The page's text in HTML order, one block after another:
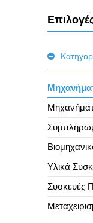
Υλικά
Συσκευές